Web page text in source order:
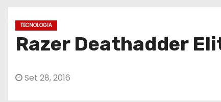
TECNOLOGIA
Razer Deathadder
Set 28, 2016